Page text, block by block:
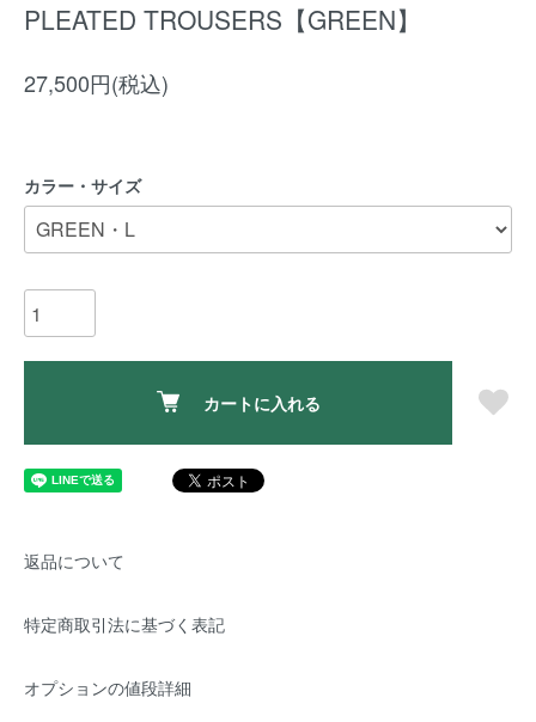
PLEATED TROUSERS【GREEN】
27,500円(税込)
カラー・サイズ
カートに入れる
返品について
特定商取引法に基づく表記
オプションの値段詳細